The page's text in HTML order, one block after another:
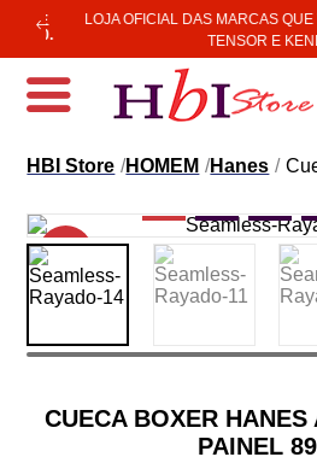
Previous
E
250.
LOJA OFICIAL DAS MARCAS QUE
TENSOR E
HBI Store HOMEM Hanes
-40%
CUECA BOXER
PAINEL